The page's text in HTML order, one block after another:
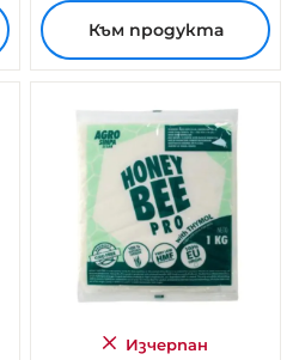
Към продукта
Изчерпан